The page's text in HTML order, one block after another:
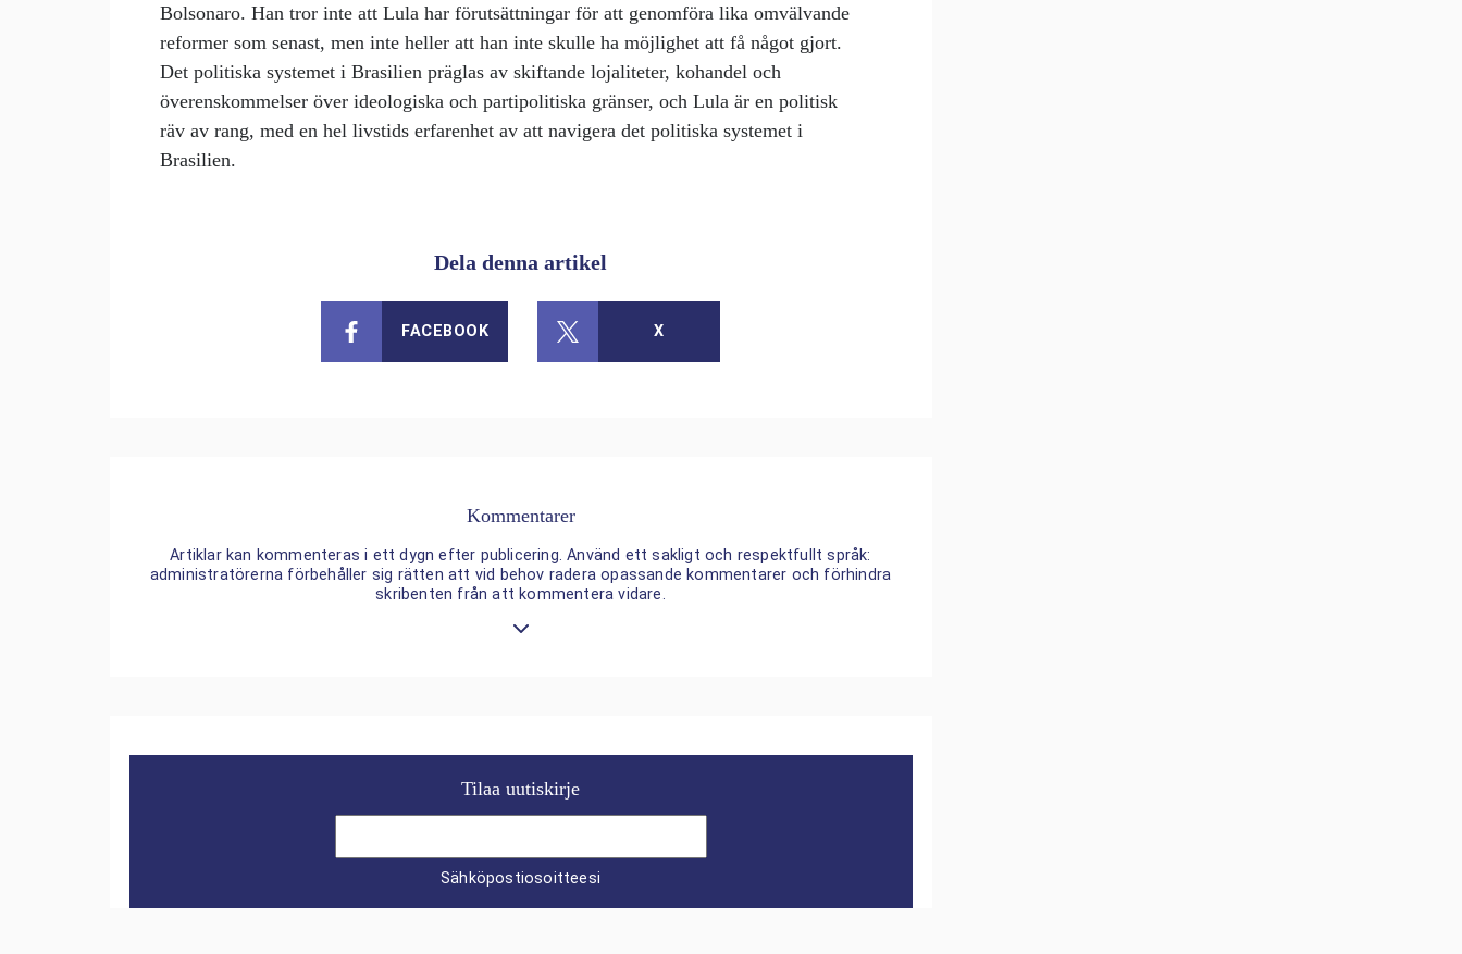
Bolsonaro. Han tror inte att Lula har förutsättningar för att genomföra lika omvälvande
reformer som senast, men inte heller att han inte skulle ha möjlighet att få något gjort.
Det politiska systemet i Brasilien präglas av skiftande lojaliteter, kohandel och
överenskommelser över ideologiska och partipolitiska gränser, och Lula är en politisk
räv av rang, med en hel livstids erfarenhet av att navigera det politiska systemet i
Brasilien.
Dela denna artikel
FACEBOOK X
Kommentarer
Artiklar kan kommenteras i ett dygn efter publicering. Använd ett sakligt och respektfullt språk:
administratörerna förbehåller sig rätten att vid behov radera opassande kommentarer och förhindra
skribenten från att kommentera vidare.
Tilaa uutiskirje
Sähköpostiosoitteesi